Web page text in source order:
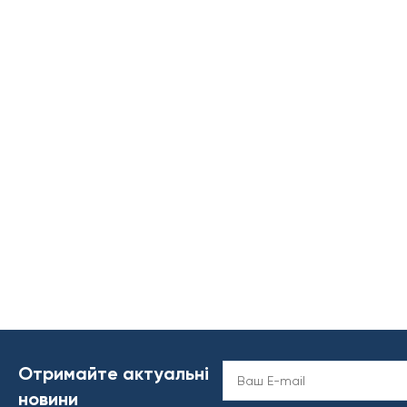
Отримайте актуальні
новини